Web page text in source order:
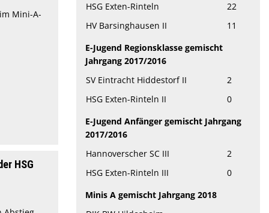
Mini-A-
HSG
HSG Exten-Rinteln
22
HV Barsinghausen II
11
E-Jugend Regionsklasse gemischt
Jahrgang 2017/2016
SV Eintracht Hiddestorf II
2
HSG Exten-Rinteln II
0
E-Jugend Anfänger gemischt Jahrgang
2017/2016
Hannoverscher SC III
2
HSG Exten-Rinteln III
0
Minis A gemischt Jahrgang 2018